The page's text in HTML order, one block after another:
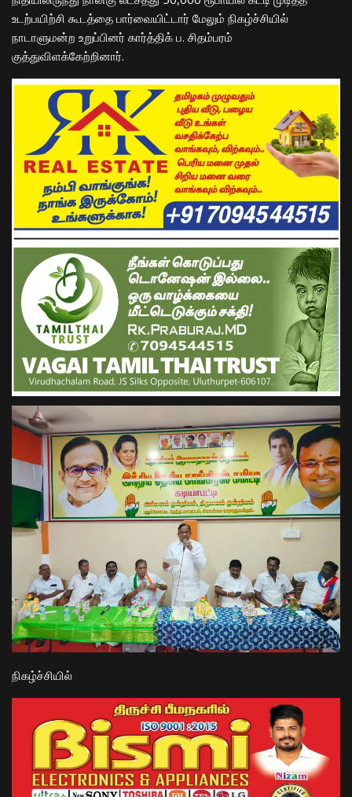
உடற்பயிற்சி கூடத்தை பார்வையிட்டார் மேலும் நிகழ்ச்சியில்
நாடாளுமன்ற உறுப்பினர் கார்த்திக் ப. சிதம்பரம்
குத்துவிளக்கேற்றினார்.
நிகழ்ச்சியில்